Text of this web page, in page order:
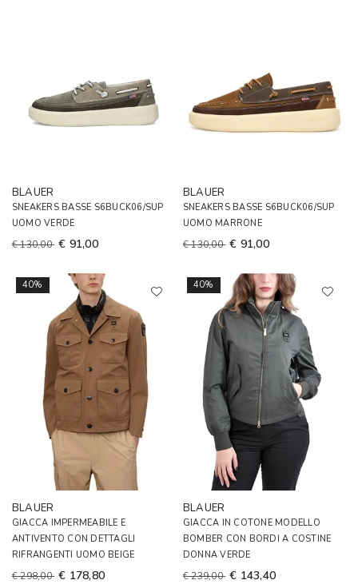
BLAUER
SNEAKERS BASSE S6BUCK06/SUP
UOMO VERDE
€ 130,00 € 91,00
BLAUER
SNEAKERS BASSE S6BUCK06/SUP
UOMO MARRONE
€ 130,00 € 91,00
40%
BLAUER
GIACCA IMPERMEABILE E
ANTIVENTO CON DETTAGLI
RIFRANGENTI UOMO BEIGE
€ 298,00 € 178,80
40%
BLAUER
GIACCA IN COTONE MODELLO
BOMBER CON BORDI A COSTINE
DONNA VERDE
€ 239,00 € 143,40